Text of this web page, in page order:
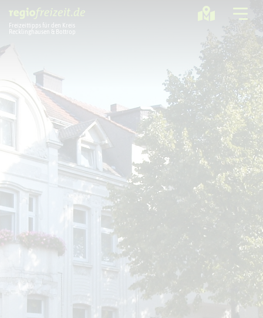
Freizeittipps für den Kreis
Recklinghausen & Bottrop
Sport + Bewegung
Aktuelles
Freizeitregion